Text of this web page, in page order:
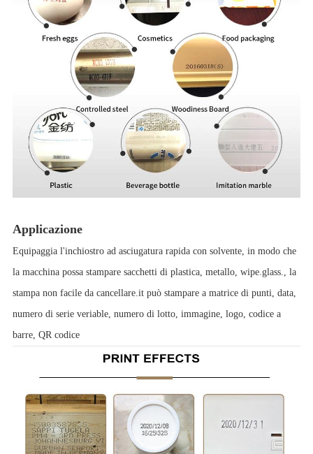
Applicazione
Equipaggia l'inchiostro ad asciugatura rapida con solvente, in modo che
la macchina possa stampare sacchetti di plastica, metallo, wipe.glass., la
stampa non facile da cancellare.it può stampare a matrice di punti, data,
numero di serie veriable, numero di lotto, immagine, logo, codice a
barre, QR codice